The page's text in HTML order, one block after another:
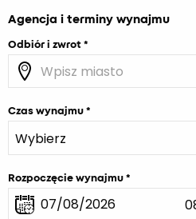
Agencja i terminy wynajmu
Odbiór i zwrot
Czas wynajmu
Rozpoczęcie wynajmu